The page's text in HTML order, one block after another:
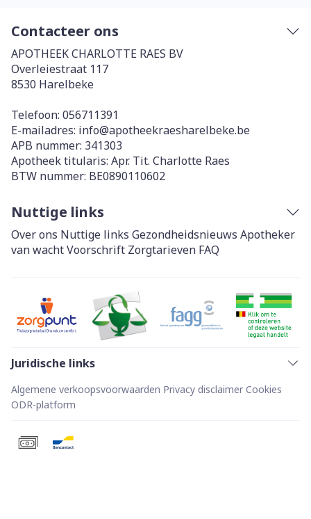
Contacteer ons
APOTHEEK CHARLOTTE RAES BV
Overleiestraat 117
8530 Harelbeke
Telefoon: 056711391
E-mailadres: info@apotheekraesharelbeke.be
APB nummer: 341303
Apotheek titularis: Apr. Tit. Charlotte Raes
BTW nummer: BE0890110602
Nuttige links
Over ons Nuttige links Gezondheidsnieuws Apotheker
van wachtVoorschrift Zorgtarieven FAQ
Juridische links
Algemene verkoopsvoorwaarden Privacy disclaimer Cookies
ODR-platform